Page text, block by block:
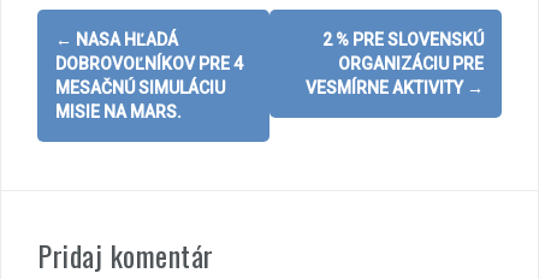
Post
navigation
← NASA HĽADÁ
DOBROVOĽNÍKOV PRE 4
MESAČNÚ SIMULÁCIU
MISIE NA MARS.
2 % PRE SLOVENSKÚ
ORGANIZÁCIU PRE
VESMÍRNE AKTIVITY →
Pridaj komentár